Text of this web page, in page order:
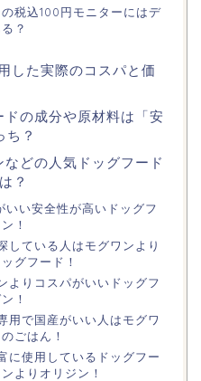
税込100円モニターにはデ
？
した実際のコスパと価
の成分や原材料は「安
？
どの人気ドッグフード
？
い安全性が高いドッグフ
！
ている人はモグワンより
グフード！
りコスパがいいドッグフ
！
で国産がいい人はモグワ
ごはん！
使用しているドッグフー
よりオリジン！